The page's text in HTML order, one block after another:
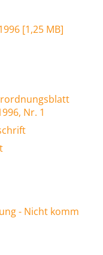
[1,25 MB]
Nr. 1
- Nicht komm